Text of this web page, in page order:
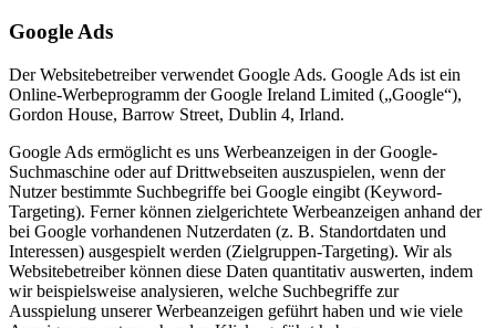
Google Ads
Der Websitebetreiber verwendet Google Ads. Google Ads ist ein
Online-Werbeprogramm der Google Ireland Limited („Google“),
Gordon House, Barrow Street, Dublin 4, Irland.
Google Ads ermöglicht es uns Werbeanzeigen in der Google-
Suchmaschine oder auf Drittwebseiten auszuspielen, wenn der
Nutzer bestimmte Suchbegriffe bei Google eingibt (Keyword-
Targeting). Ferner können zielgerichtete Werbeanzeigen anhand der
bei Google vorhandenen Nutzerdaten (z. B. Standortdaten und
Interessen) ausgespielt werden (Zielgruppen-Targeting). Wir als
Websitebetreiber können diese Daten quantitativ auswerten, indem
wir beispielsweise analysieren, welche Suchbegriffe zur
Ausspielung unserer Werbeanzeigen geführt haben und wie viele